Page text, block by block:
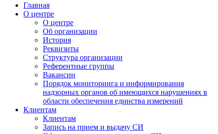
Главная
О центре
О центре
Об организации
История
Реквизиты
Структура организации
Референтные группы
Вакансии
Порядок мониторинга и информирования
надзорных органов об имеющихся нарушениях в
области обеспечения единства измерений
Клиентам
Клиентам
Запись на прием и выдачу СИ